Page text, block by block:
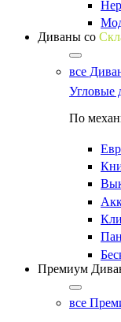
Диваны со
все
Угловые
По
Премиум
все